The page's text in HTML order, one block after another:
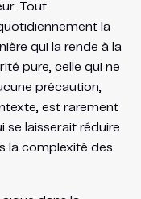
Tout
la
qui la rende à la
pure, celle qui ne
précaution,
est rarement
se laisserait réduire
la complexité des